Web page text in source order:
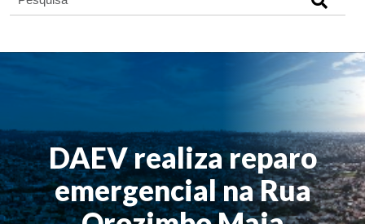
DAEV realiza reparo
emergencial na Rua